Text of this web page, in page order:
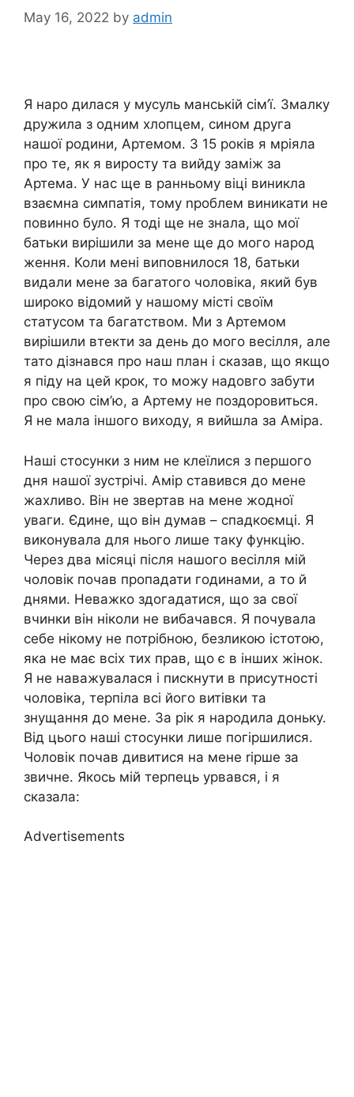
May 16, 2022 by admin
Я наро дилася у мусуль манській сім’ї. Змалку
дружила з одним хлопцем, сином друга
нашої родини, Артемом. З 15 років я мріяла
про те, як я виросту та вийду заміж за
Артема. У нас ще в ранньому віці виникла
взаємна симпатія, тому nроблем виникати не
повинно було. Я тоді ще не знала, що мої
батьки вирішили за мене ще до мого народ
ження. Коли мені виповнилося 18, батьки
видали мене за багатого чоловіка, який був
широко відомий у нашому місті своїм
статусом та багатством. Ми з Артемом
вирішили втекти за день до мого весілля, але
тато дізнався про наш план і сказав, що якщо
я піду на цей крок, то можу надовго забути
про свою сім’ю, а Артему не поздоровиться.
Я не мала іншого виходу, я вийшла за Аміра.
Наші стосунки з ним не клеїлися з першого
дня нашої зустрічі. Амір ставився до мене
жахливо. Він не звертав на мене жодної
уваги. Єдине, що він думав – спадкоємці. Я
виконувала для нього лише таку функцію.
Через два місяці після нашого весілля мій
чоловік почав пропадати годинами, а то й
днями. Неважко здогадатися, що за свої
вчинки він ніколи не вибачався. Я почувала
себе нікому не потрібною, безликою істотою,
яка не має всіх тих прав, що є в інших жінок.
Я не наважувалася і пискнути в присутності
чоловіка, терпіла всі його витівки та
знущання до мене. За рік я народила доньку.
Від цього наші стосунки лише погіршилися.
Чоловік почав дивитися на мене rірше за
звичне. Якось мій терпець урвався, і я
сказала:
Advertisements